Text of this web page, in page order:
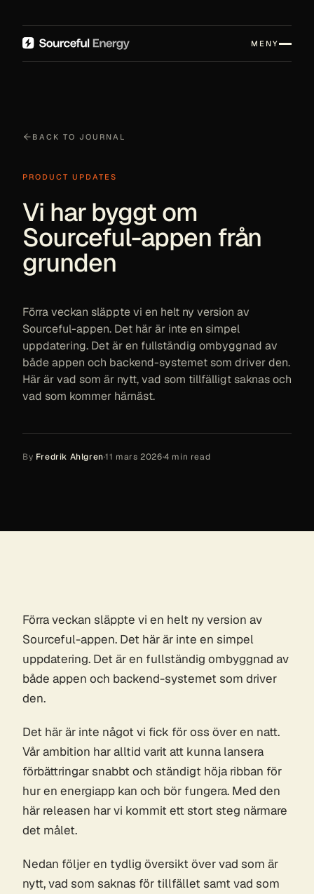
MENY
BACK TO JOURNAL
PRODUCT UPDATES
Vi har byggt om
Sourceful-appen från
grunden
Förra veckan släppte vi en helt ny version av
Sourceful-appen. Det här är inte en simpel
uppdatering. Det är en fullständig ombyggnad av
både appen och backend-systemet som driver den.
Här är vad som är nytt, vad som tillfälligt saknas och
vad som kommer härnäst.
By Fredrik Ahlgren·11 mars 2026·4 min read
Förra veckan släppte vi en helt ny version av
Sourceful-appen. Det här är inte en simpel
uppdatering. Det är en fullständig ombyggnad av
både appen och backend-systemet som driver
den.
Det här är inte något vi fick för oss över en natt.
Vår ambition har alltid varit att kunna lansera
förbättringar snabbt och ständigt höja ribban för
hur en energiapp kan och bör fungera. Med den
här releasen har vi kommit ett stort steg närmare
det målet.
Nedan följer en tydlig översikt över vad som är
nytt, vad som saknas för tillfället samt vad som